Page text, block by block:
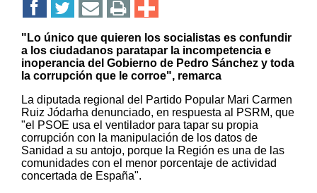
"Lo único que quieren los socialistas es confundir
a los ciudadanos paratapar la incompetencia e
inoperancia del Gobierno de Pedro Sánchez y toda
la corrupción que le corroe", remarca
La diputada regional del Partido Popular Mari Carmen
Ruiz Jódarha denunciado, en respuesta al PSRM, que
"el PSOE usa el ventilador para tapar su propia
corrupción con la manipulación de los datos de
Sanidad a su antojo, porque la Región es una de las
comunidades con el menor porcentaje de actividad
concertada de España".